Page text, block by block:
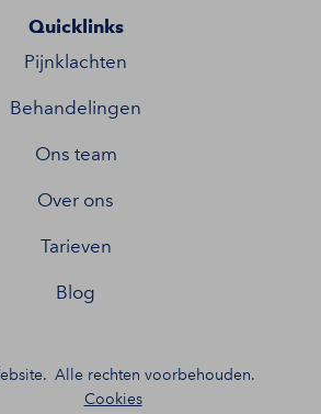
Quicklinks
Pijnklachten
Behandelingen
Ons team
Over ons
Tarieven
Blog
. Alle rechten voorbehouden.
Cookies